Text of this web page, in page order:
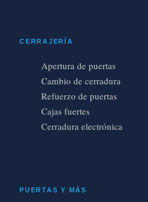
CERRAJERÍA
Apertura de puertas
Cambio de cerradura
Refuerzo de puertas
Cajas fuertes
Cerradura electrónica
PUERTAS Y MÁS